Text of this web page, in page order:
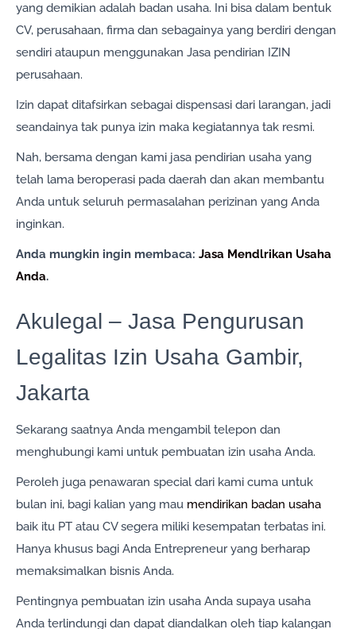
yang demikian adalah badan usaha. Ini bisa dalam bentuk
CV, perusahaan, firma dan sebagainya yang berdiri dengan
sendiri ataupun menggunakan Jasa pendirian IZIN
perusahaan.
Izin dapat ditafsirkan sebagai dispensasi dari larangan, jadi
seandainya tak punya izin maka kegiatannya tak resmi.
Nah, bersama dengan kami jasa pendirian usaha yang
telah lama beroperasi pada daerah dan akan membantu
Anda untuk seluruh permasalahan perizinan yang Anda
inginkan.
Anda mungkin ingin membaca: Jasa Mendlrikan Usaha
Anda.
Akulegal – Jasa Pengurusan
Legalitas Izin Usaha Gambir,
Jakarta
Sekarang saatnya Anda mengambil telepon dan
menghubungi kami untuk pembuatan izin usaha Anda.
Peroleh juga penawaran special dari kami cuma untuk
bulan ini, bagi kalian yang mau mendirikan badan usaha
baik itu PT atau CV segera miliki kesempatan terbatas ini.
Hanya khusus bagi Anda Entrepreneur yang berharap
memaksimalkan bisnis Anda.
Pentingnya pembuatan izin usaha Anda supaya usaha
Anda terlindungi dan dapat diandalkan oleh tiap kalangan